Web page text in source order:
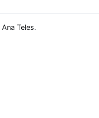
Ana Teles.